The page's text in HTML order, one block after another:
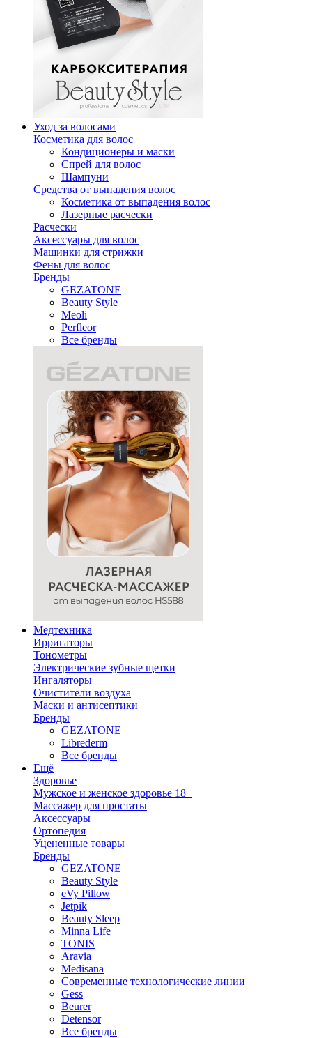
Уход за волосами
Косметика для волос
Кондиционеры и маски
Спрей для волос
Шампуни
Средства от выпадения волос
Косметика от выпадения волос
Лазерные расчески
Расчески
Аксессуары для волос
Машинки для стрижки
Фены для волос
Бренды
GEZATONE
Beauty Style
Meoli
Perfleor
Все бренды
Медтехника
Ирригаторы
Тонометры
Электрические зубные щетки
Ингаляторы
Очистители воздуха
Маски и антисептики
Бренды
GEZATONE
Librederm
Все бренды
Ещё
Здоровье
Мужское и женское здоровье 18+
Массажер для простаты
Аксессуары
Ортопедия
Уцененные товары
Бренды
GEZATONE
Beauty Style
eVy Pillow
Jetpik
Beauty Sleep
Minna Life
TONIS
Aravia
Medisana
Современные технологические линии
Gess
Beurer
Detensor
Все бренды